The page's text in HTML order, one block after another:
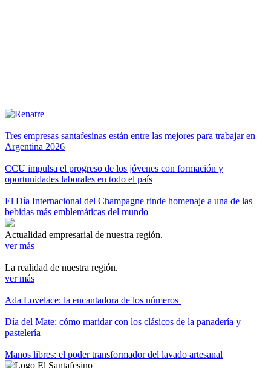
Tres empresas santafesinas están entre las mejores para trabajar en
Argentina 2026
CCU impulsa el progreso de los jóvenes con formación y
oportunidades laborales en todo el país
El Día Internacional del Champagne rinde homenaje a una de las
bebidas más emblemáticas del mundo
Actualidad empresarial de nuestra región.
ver más
La realidad de nuestra región.
ver más
Ada Lovelace: la encantadora de los números
Día del Mate: cómo maridar con los clásicos de la panadería y
pastelería
Manos libres: el poder transformador del lavado artesanal